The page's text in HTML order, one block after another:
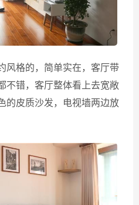
风格的，简单实在，客厅带
不错，客厅整体看上去宽敞
的皮质沙发，电视墙两边放